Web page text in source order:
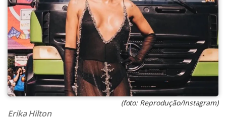
(foto: Reprodução/Instagram)
Erika Hilton